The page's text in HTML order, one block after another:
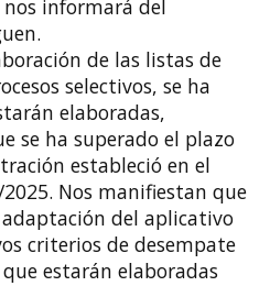
informará del
de las listas de
selectivos, se ha
elaboradas,
se ha superado el plazo
estableció en el
Nos manifiestan que
del aplicativo
criterios de desempate
estarán elaboradas